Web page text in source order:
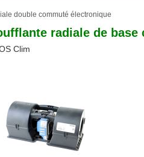
double commuté électronique
radiale de base
Clim